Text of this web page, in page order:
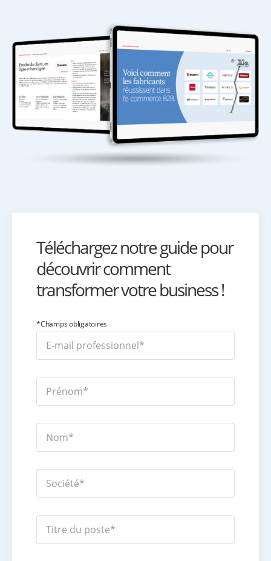
Téléchargez notre guide pour
découvrir comment
transformer votre business !
*Champs obligatoires